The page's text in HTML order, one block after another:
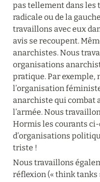
pas tellement dans les
radicale ou de la
travaillons avec eux
avis se recoupent.
anarchistes. Nous
organisations
pratique. Par exemple,
l’organisation
anarchiste qui combat
l’armée. Nous
Hormis les courants ci-
d’organisations
triste !
Nous travaillons
réflexion (« think tanks